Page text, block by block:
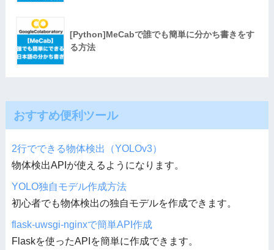
[Python]MeCabで誰でも簡単に分かち書きをす
る方法
おすすめ便利ツール
2行でできる物体検出（YOLOv3）
物体検出APIが使えるようになります。
YOLO独自モデル作成方法
初心者でも物体検出の独自モデルを作成できます。
flask-uwsgi-nginxで簡単API作成
Flaskを使ったAPIを簡単に作成できます。